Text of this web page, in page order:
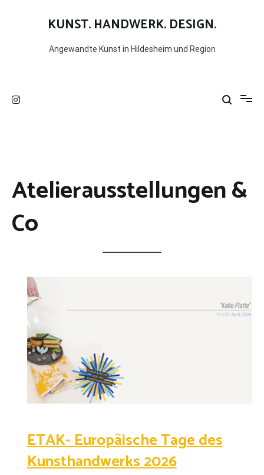
KUNST. HANDWERK. DESIGN.
Angewandte Kunst in Hildesheim und Region
Atelierausstellungen &
Co
ETAK- Europäische Tage des
Kunsthandwerks 2026